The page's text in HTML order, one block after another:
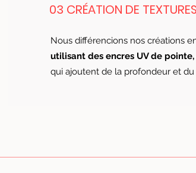
03 CRÉATION DE TEXTURES
Nous différencions nos créations
utilisant des encres UV de
qui ajoutent de la profondeur et du